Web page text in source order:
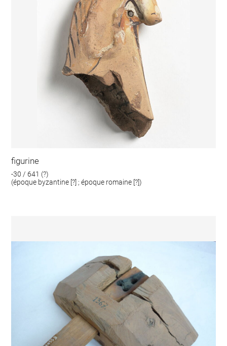
figurine
-30 / 641 (?)
(époque byzantine [?] ; époque romaine [?])